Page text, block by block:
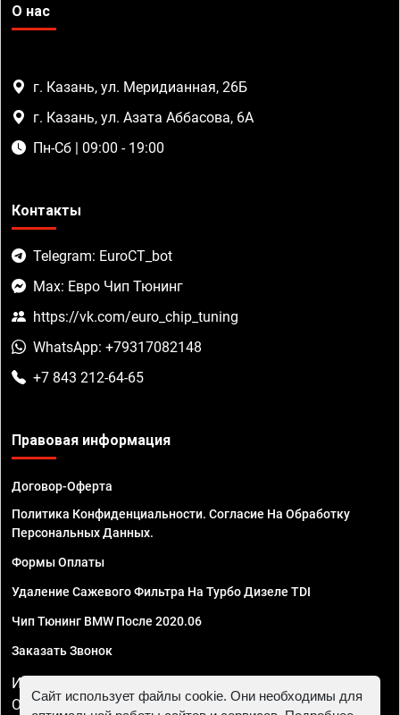
О нас
г. Казань, ул. Меридианная, 26Б
г. Казань, ул. Азата Аббасова, 6А
Пн-Сб | 09:00 - 19:00
Контакты
Telegram: EuroCT_bot
Max: Евро Чип Тюнинг
https://vk.com/euro_chip_tuning
WhatsApp: +79317082148
+7 843 212-64-65
Правовая информация
Договор-Оферта
Политика Конфиденциальности. Согласие На Обработку
Персональных Данных.
Формы Оплаты
Удаление Сажевого Фильтра На Турбо Дизеле TDI
Чип Тюнинг BMW После 2020.06
Заказать Звонок
ИП Смирнов Георгий Павлович. ИНН 781302555843,
ОГРНИП 324470400032610
Сайт использует файлы cookie. Они необходимы для